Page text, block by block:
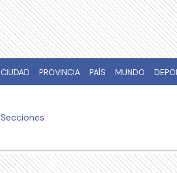
CIUDAD PROVINCIA PAÍS MUNDO
Secciones